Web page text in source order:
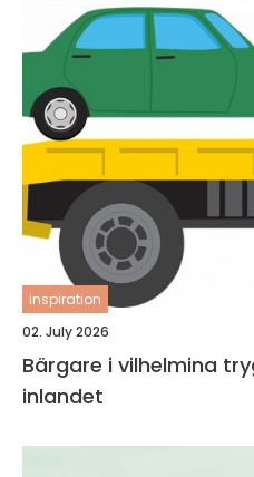
inspiration
02. July 2026
Bärgare i vilhelmina trygg hjälp på vägarna i
inlandet